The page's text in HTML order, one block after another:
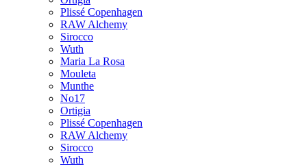
Plissé Copenhagen
RAW Alchemy
Sirocco
Wuth
Maria La Rosa
Mouleta
Munthe
No17
Ortigia
Plissé Copenhagen
RAW Alchemy
Sirocco
Wuth